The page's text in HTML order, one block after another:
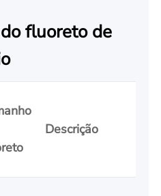
fluoreto de
Descrição